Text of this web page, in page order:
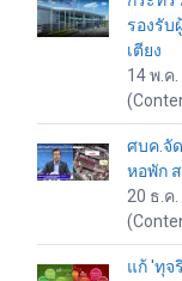
รองรับ
เตียง
14 พ.ค
ศบค.จั
หอพัก
20 ธ.ค.
แก้ 'ทุจ